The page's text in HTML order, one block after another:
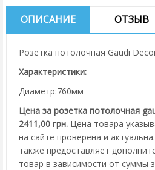
ОПИСАНИЕ ОТЗЫВ
Розетка потолочная Gaudi
Характеристики:
Диаметр:760мм
Цена за розетка потолочная
2411,00 грн. Цена товара
на сайте проверена и
также предоставляет
товар в зависимости от суммы